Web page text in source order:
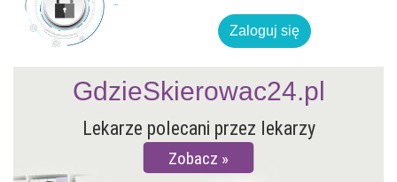
Zaloguj się
Lekarze polecani przez lekarzy
Zobacz
GdzieSkierowac24.pl